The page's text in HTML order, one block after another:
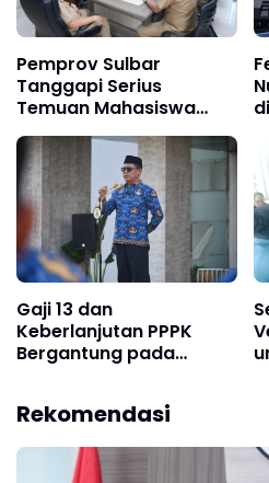
Pemprov Sulbar
Tanggapi Serius
Temuan Mahasiswa
KKN-PPM UGM di
Sumare dan Tapandullu
Gaji 13 dan
Keberlanjutan PPPK
Bergantung pada
Rekomendasi